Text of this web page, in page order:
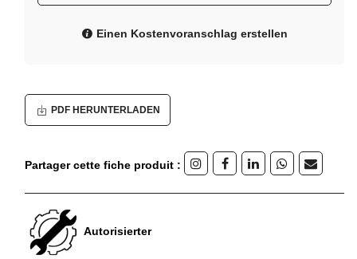
Einen Kostenvoranschlag erstellen
PDF HERUNTERLADEN
Partager cette fiche produit :
Autorisierter